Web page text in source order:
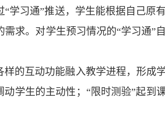
学习通”推送，学生能根据自己原
求。对学生预习情况的“学习通”
的互动功能融入教学进程，形成
学生的主动性；“限时测验”起到